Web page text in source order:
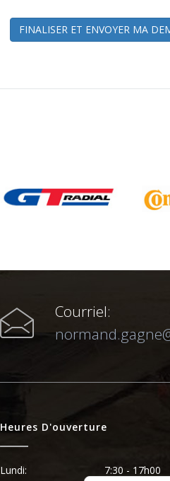
FINALISER ET ENVOYER MA
Courriel:
Heures D'ouverture
Lundi:
7:30 - 17h00